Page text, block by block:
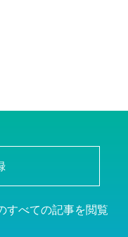
すべての記事を閲覧